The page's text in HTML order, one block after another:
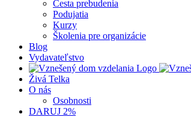
Cesta prebudenia
Podujatia
Kurzy
Školenia pre organizácie
Blog
Vydavateľstvo
Živá Telka
O nás
Osobnosti
DARUJ 2%